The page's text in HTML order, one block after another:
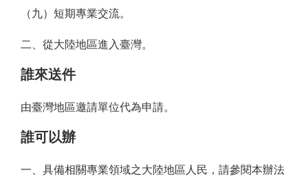
（九）短期專業交流。
二、從大陸地區進入臺灣。
誰來送件
由臺灣地區邀請單位代為申請。
誰可以辦
一、具備相關專業領域之大陸地區人民，請參閱本辦法